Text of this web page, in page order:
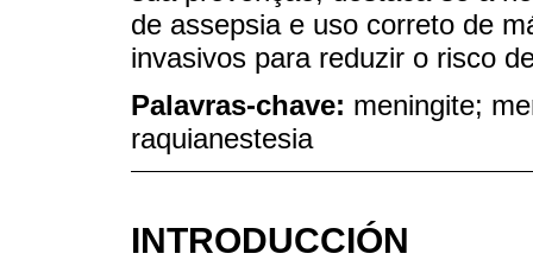
de assepsia e uso correto de
invasivos para reduzir o risco
Palavras-chave: meningite;
raquianestesia
INTRODUCCIÓN